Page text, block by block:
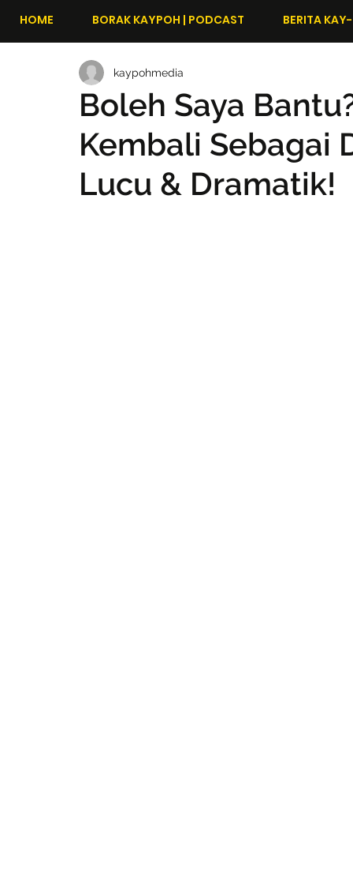
HOME BORAK KAYPOH | PODCAST BERITA
Boleh Saya
Kembali Sebagai
Lucu & Dramatik!
kaypohmedia